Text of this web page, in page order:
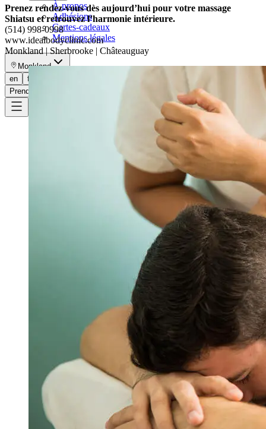
À propos
Adhésions
Cartes-cadeaux
Mentions légales
Monkland
en
fr
Prendre rendez-vous
Prenez rendez-vous dès aujourd’hui pour votre massage
Shiatsu et retrouvez l’harmonie intérieure.
(514) 998-0998
www.idealbodyclinic.com
Monkland | Sherbrooke | Châteauguay